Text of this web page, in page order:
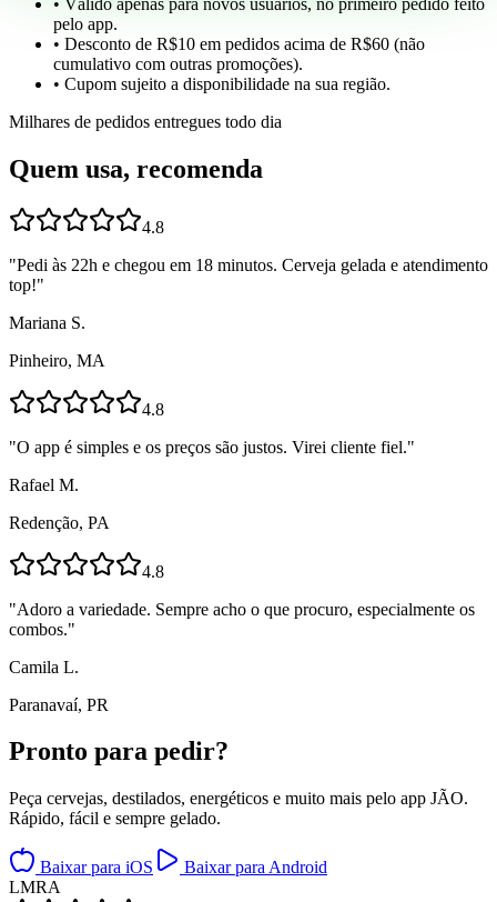
pelo app.
• Desconto de R$10 em pedidos acima de R$60 (não
cumulativo com outras promoções).
• Cupom sujeito a disponibilidade na sua região.
Milhares de pedidos entregues todo dia
Quem usa, recomenda
4.8
"Pedi às 22h e chegou em 18 minutos. Cerveja gelada e atendimento
top!"
Mariana S.
Pinheiro, MA
4.8
"O app é simples e os preços são justos. Virei cliente fiel."
Rafael M.
Redenção, PA
4.8
"Adoro a variedade. Sempre acho o que procuro, especialmente os
combos."
Camila L.
Paranavaí, PR
Pronto para pedir?
Peça cervejas, destilados, energéticos e muito mais pelo app JÃO.
Rápido, fácil e sempre gelado.
Baixar para iOS
Baixar para Android
LMRA